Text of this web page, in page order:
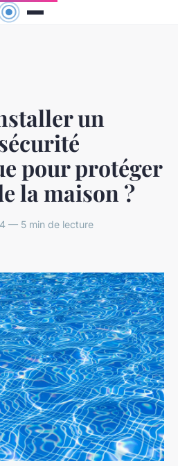
un
pour protéger
la maison ?
— 5 min de lecture